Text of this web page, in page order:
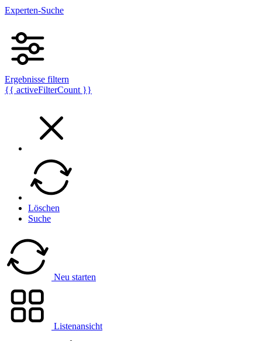
Experten-Suche
Ergebnisse filtern
{{ activeFilterCount }}
Löschen
Suche
Neu starten
Listenansicht